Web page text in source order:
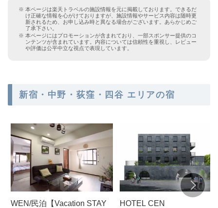
本ページは楽天トラベルの施設情報を元に掲載しております。できるだ
け正確な情報を心がけておりますが、施設情報やサービス内容は随時更
新されるため、お申し込み時と異なる場合がございます。あらかじめご
了承下さい。
本ページにはプロモーションが含まれており、一部スポンサー提供のコ
ンテンツが含まれています。内容については信頼性を重視し、レビュー
や評価は公平中立な視点で表現しています。
新宿・中野・荻窪・四谷 エリアの宿
WEN/民泊【Vacation STAY
HOTEL CEN